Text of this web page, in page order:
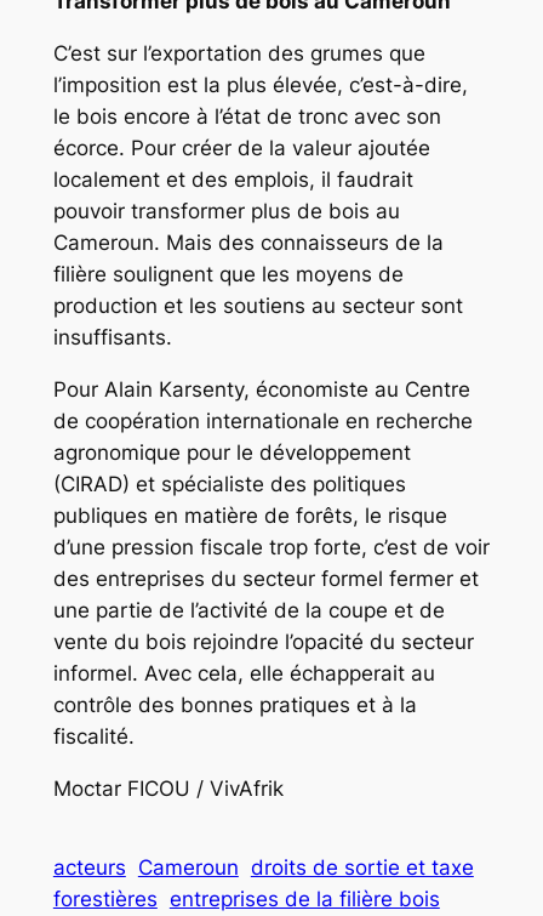
C’est sur l’exportation des grumes que
l’imposition est la plus élevée, c’est-à-dire,
le bois encore à l’état de tronc avec son
écorce. Pour créer de la valeur ajoutée
localement et des emplois, il faudrait
pouvoir transformer plus de bois au
Cameroun. Mais des connaisseurs de la
filière soulignent que les moyens de
production et les soutiens au secteur sont
insuffisants.
Pour Alain Karsenty, économiste au Centre
de coopération internationale en recherche
agronomique pour le développement
(CIRAD) et spécialiste des politiques
publiques en matière de forêts, le risque
d’une pression fiscale trop forte, c’est de voir
des entreprises du secteur formel fermer et
une partie de l’activité de la coupe et de
vente du bois rejoindre l’opacité du secteur
informel. Avec cela, elle échapperait au
contrôle des bonnes pratiques et à la
fiscalité.
Moctar FICOU / VivAfrik
acteurs Cameroun droits de sortie et taxe
forestières entreprises de la filière bois